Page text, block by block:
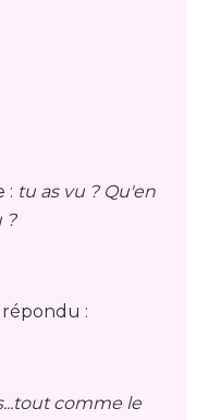
: tu as vu ? Qu'en
?
:
comme le